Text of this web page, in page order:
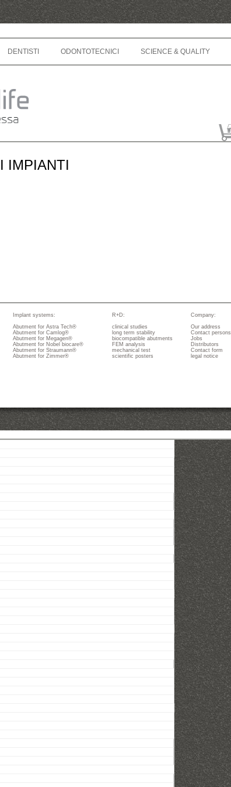
Skip to content
DENTISTI ODONTOTECNICI SCIENCE & QUALITY
IMPIANTI
Implant systems:
Abutment for Astra Tech®
Abutment for Camlog®
Abutment for Megagen®
Abutment for Nobel biocare®
Abutment for Straumann®
Abutment for Zimmer®
R+D:
clinical studies
long term stability
biocompatible abutments
FEM analysis
mechanical test
scientific posters
Company:
Our address
Contact persons
Jobs
Distributors
Contact form
legal notice